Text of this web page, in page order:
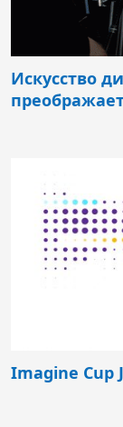
Искусство
Imagine Cup